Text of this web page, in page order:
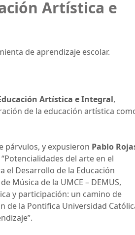
Artística e
de aprendizaje escolar.
Artística e Integral,
de la educación artística
párvulos, y expusieron Pablo
del arte en el
el Desarrollo de la Educación
Música de la UMCE – DEMUS,
y participación: un camino de
de la Pontifica Universidad